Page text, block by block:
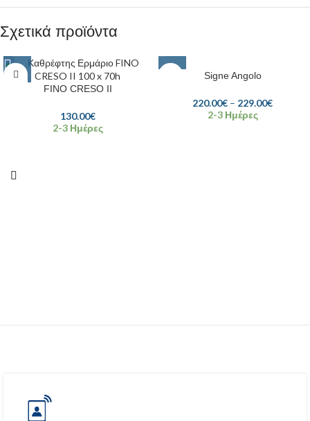
Σχετικά προϊόντα
FINO CRESO II
130.00€
2-3 Ημέρες
Signe Angolo
220.00€ – 229.00€
2-3 Ημέρες